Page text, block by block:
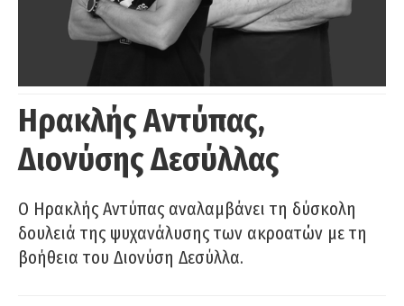
Ηρακλής Αντύπας,
Διονύσης Δεσύλλας
Ο Ηρακλής Αντύπας αναλαμβάνει τη δύσκολη
δουλειά της ψυχανάλυσης των ακροατών με τη
βοήθεια του Διονύση Δεσύλλα.